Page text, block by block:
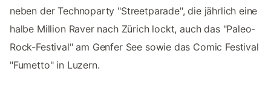
neben der Technoparty "Streetparade", die jährlich eine
halbe Million Raver nach Zürich lockt, auch das "Paleo-
Rock-Festival" am Genfer See sowie das Comic Festival
"Fumetto" in Luzern.